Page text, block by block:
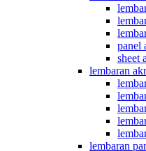
panel
sheet
lembaran
lembaran